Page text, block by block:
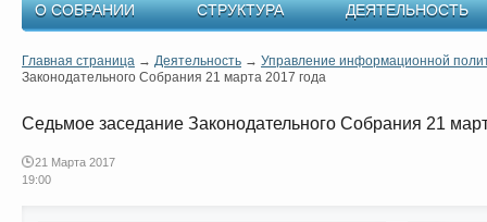
О СОБРАНИИ СТРУКТУРА ДЕЯТЕЛЬНОСТЬ
Главная страница → Деятельность → Управление информационной
Законодательного Собрания 21 марта 2017 года
Седьмое заседание Законодательного Собрания 21
21 Марта 2017
19:00